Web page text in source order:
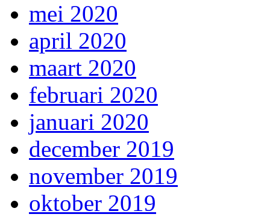
mei 2020
april 2020
maart 2020
februari 2020
januari 2020
december 2019
november 2019
oktober 2019